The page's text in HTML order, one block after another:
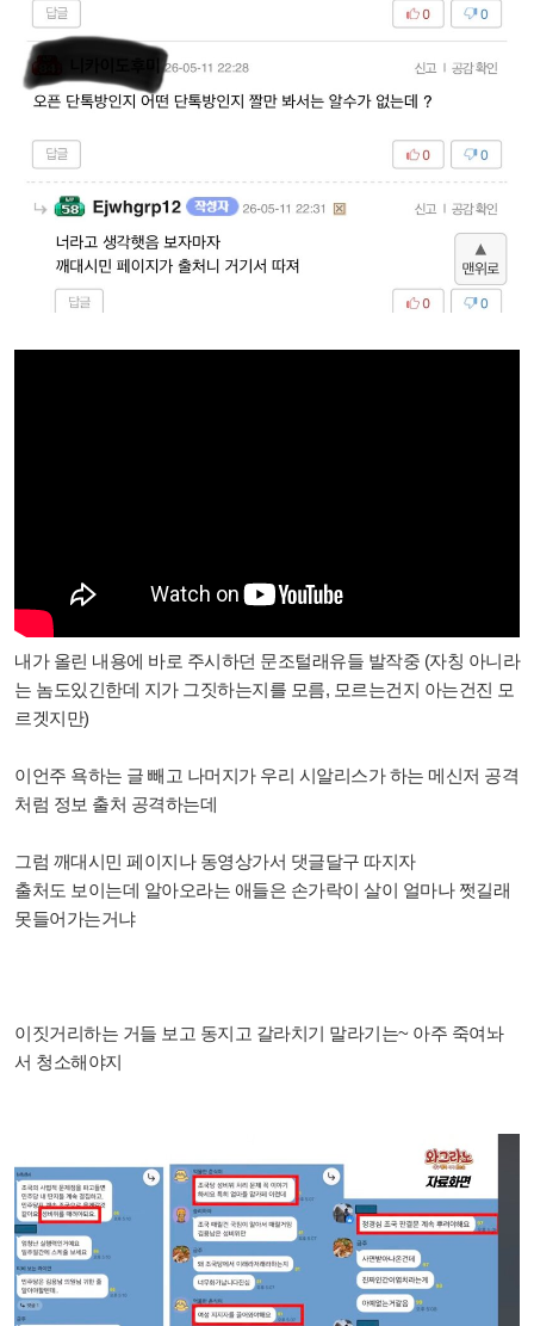
내가 올린 내용에 바로 주시하던 문조털래유들 발작중 (자칭 아니라
는 놈도있긴한데 지가 그짓하는지를 모름, 모르는건지 아는건진 모
르겟지만)
이언주 욕하는 글 빼고 나머지가 우리 시알리스가 하는 메신저 공격
처럼 정보 출처 공격하는데
그럼 깨대시민 페이지나 동영상가서 댓글달구 따지자
출처도 보이는데 알아오라는 애들은 손가락이 살이 얼마나 쩟길래
못들어가는거냐
이짓거리하는 거들 보고 동지고 갈라치기 말라기는~ 아주 죽여놔
서 청소해야지